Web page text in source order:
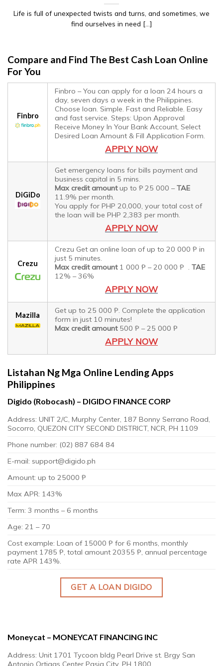
Life is full of unexpected twists and turns, and sometimes, we
find ourselves in need [...]
Compare and Find The Best Cash Loan Online
For You
Finbro
Finbro – You can apply for a loan 24 hours a
day, seven days a week in the Philippines.
Choose loan. Simple. Fast and Reliable. Easy
and fast service. Steps: Upon Approval
Receive Money In Your Bank Account, Select
Desired Loan Amount & Fill Application Form.
APPLY NOW
DiGiDo
Get emergency loans for bills payment and
business capital in 5 mins.
Max credit amountup to ₱ 25 000 –TAE
11.9% per month.
You apply for PHP 20,000, your total cost of
the loan will be PHP 2,383 per month.
APPLY NOW
Crezu
Crezu Get an online loan of up to 20 000 ₱ in
just 5 minutes.
Max credit amount1 000 ₱ – 20 000 ₱ .TAE
12% – 36%
APPLY NOW
Mazilla
Get up to 25 000 ₱. Complete the application
form in just 10 minutes!
Max credit amount500 ₱ – 25 000 ₱
APPLY NOW
Listahan Ng Mga Online Lending Apps
Philippines
Digido (Robocash) – DIGIDO FINANCE CORP
Address: UNIT 2/C, Murphy Center, 187 Bonny Serrano Road,
Socorro, QUEZON CITY SECOND DISTRICT, NCR, PH 1109
Phone number: (02) 887 684 84
E-mail: support@digido.ph
Amount: up to 25000 ₱
Max APR: 143%
Term: 3 months – 6 months
Age: 21 – 70
Cost example: Loan of 15000 ₱ for 6 months, monthly
payment 1785 ₱, total amount 20355 ₱, annual percentage
rate APR 143%.
GET A LOAN DIGIDO
Moneycat – MONEYCAT FINANCING INC
Address: Unit 1701 Tycoon bldg Pearl Drive st. Brgy San
Antonio Ortigas Center Pasig City, PH 1800